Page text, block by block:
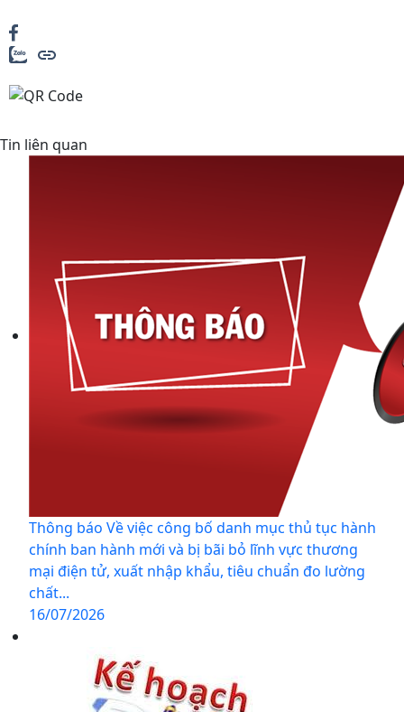
Tin liên quan
Thông báo Về việc công bố danh mục thủ tục hành
chính ban hành mới và bị bãi bỏ lĩnh vực thương
mại điện tử, xuất nhập khẩu, tiêu chuẩn đo lường
chất...
16/07/2026